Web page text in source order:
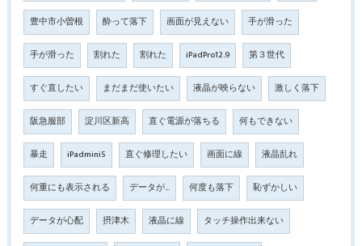
豊中市小曽根 酔って落下 画面が見えない 手が滑った
手が滑った 割れた 割れた iPadPro12.9 第３世代
すぐ直したい まだまだ使いたい 液晶が映らない 激しく落下
阪急服部 淀川区新高 直ぐ電源が落ちる 何もできない
暴走 iPadmini5 直ぐ修理したい 画面に線 液晶乱れ
何重にも表示される データが… 何度も落下 恥ずかしい
データが心配 摂津木 液晶に線 タッチ操作出来ない